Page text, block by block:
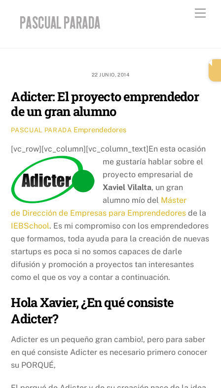
content
22 JUNIO, 2014
Adicter: El proyecto emprendedor
de un gran alumno
PASCUAL PARADA Emprendedores
[vc_row][vc_column][vc_column_text]En esta ocasión
me gustaría hablar sobre el
proyecto empresarial de
Xaviel Vilalta, un gran
alumno mío del Máster
de Dirección de Empresas para Emprendedoresde la
IEBSchool. Es mi compromiso con los emprendedores
que formamos, toda ayuda para la creación de nuevas
startups es poca si no somos capaces de darle
difusión y promoción a proyectos tan interesantes
como el que os voy a contar a continuación.
Hola Xavier, ¿En qué consiste
Adicter?
Adicter es un pequeño gran cambio!, pero para saber
en qué consiste Adicter es necesario primero conocer
su PORQUÉ,